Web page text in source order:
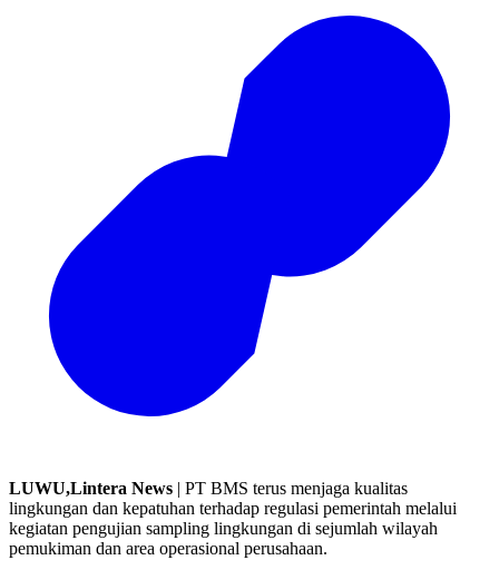
LUWU,Lintera News | PT BMS terus menjaga kualitas
lingkungan dan kepatuhan terhadap regulasi pemerintah melalui
kegiatan pengujian sampling lingkungan di sejumlah wilayah
pemukiman dan area operasional perusahaan.